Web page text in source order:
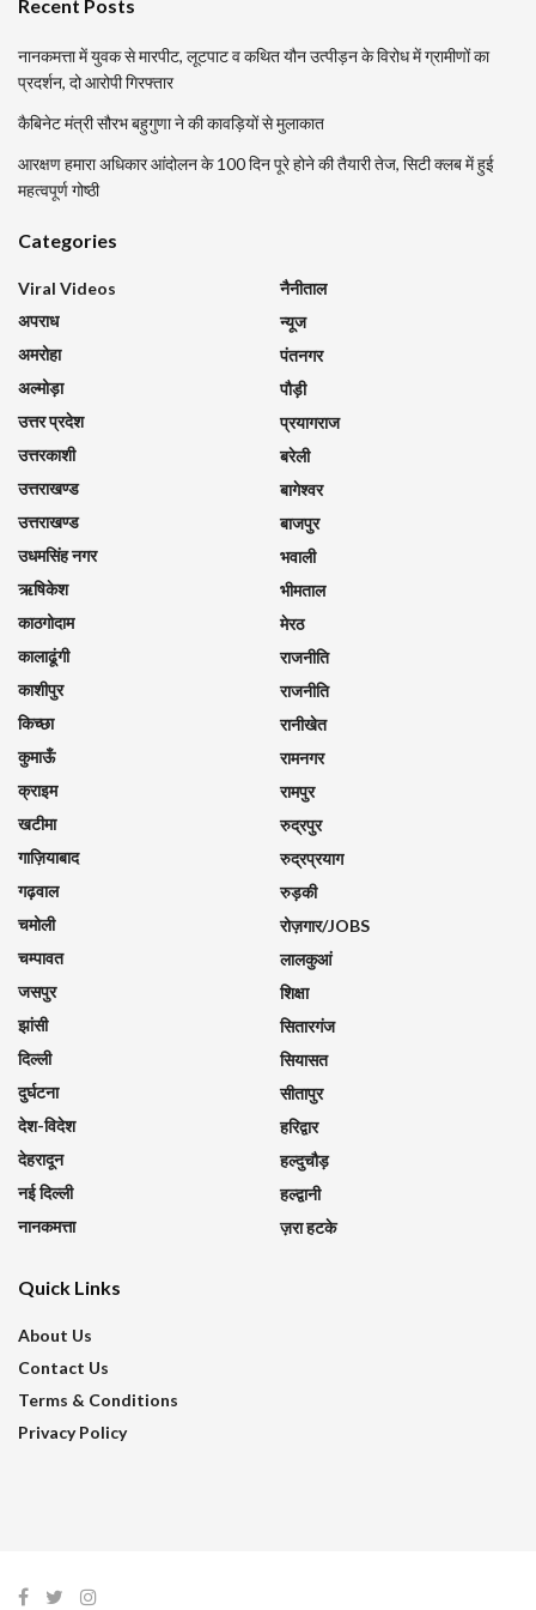
Recent Posts
नानकमत्ता में युवक से मारपीट, लूटपाट व कथित यौन उत्पीड़न के विरोध में ग्रामीणों का
प्रदर्शन, दो आरोपी गिरफ्तार
कैबिनेट मंत्री सौरभ बहुगुणा ने की कावड़ियों से मुलाकात
आरक्षण हमारा अधिकार आंदोलन के 100 दिन पूरे होने की तैयारी तेज, सिटी क्लब में हुई
महत्वपूर्ण गोष्ठी
Categories
Viral Videos
अपराध
अमरोहा
अल्मोड़ा
उत्तर प्रदेश
उत्तरकाशी
उत्तराखण्ड
उत्तराखण्ड
उधमसिंह नगर
ऋषिकेश
काठगोदाम
कालाढूंगी
काशीपुर
किच्छा
कुमाऊँ
क्राइम
खटीमा
गाज़ियाबाद
गढ़वाल
चमोली
चम्पावत
जसपुर
झांसी
दिल्ली
दुर्घटना
देश-विदेश
देहरादून
नई दिल्ली
नानकमत्ता
नैनीताल
न्यूज
पंतनगर
पौड़ी
प्रयागराज
बरेली
बागेश्वर
बाजपुर
भवाली
भीमताल
मेरठ
राजनीति
राजनीति
रानीखेत
रामनगर
रामपुर
रुद्रपुर
रुद्रप्रयाग
रुड़की
रोज़गार/JOBS
लालकुआं
शिक्षा
सितारगंज
सियासत
सीतापुर
हरिद्वार
हल्दुचौड़
हल्द्वानी
ज़रा हटके
Quick Links
About Us
Contact Us
Terms & Conditions
Privacy Policy